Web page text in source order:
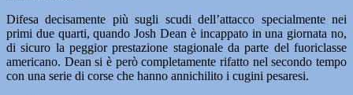
Difesa decisamente più sugli scudi dell’attacco specialmente nei
primi due quarti, quando Josh Dean è incappato in una giornata no,
di sicuro la peggior prestazione stagionale da parte del fuoriclasse
americano. Dean si è però completamente rifatto nel secondo tempo
con una serie di corse che hanno annichilito i cugini pesaresi.